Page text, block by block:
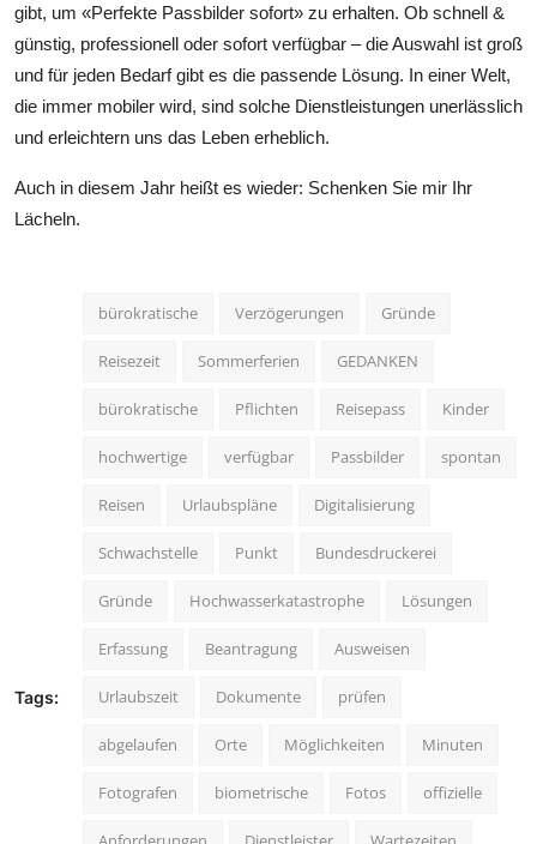
gibt, um «Perfekte Passbilder sofort» zu erhalten. Ob schnell &
günstig, professionell oder sofort verfügbar – die Auswahl ist groß
und für jeden Bedarf gibt es die passende Lösung. In einer Welt,
die immer mobiler wird, sind solche Dienstleistungen unerlässlich
und erleichtern uns das Leben erheblich.
Auch in diesem Jahr heißt es wieder: Schenken Sie mir Ihr
Lächeln.
Tags:
bürokratische Verzögerungen Gründe
Reisezeit Sommerferien GEDANKEN
bürokratische Pflichten Reisepass Kinder
hochwertige verfügbar Passbilder spontan
Reisen Urlaubspläne Digitalisierung
Schwachstelle Punkt Bundesdruckerei
Gründe Hochwasserkatastrophe Lösungen
Erfassung Beantragung Ausweisen
Urlaubszeit Dokumente prüfen
abgelaufen Orte Möglichkeiten Minuten
Fotografen biometrische Fotos offizielle